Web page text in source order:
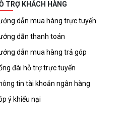
TRỢ KHÁCH HÀNG
dẫn mua hàng trực tuyến
dẫn thanh toán
dẫn mua hàng trả góp
đài hỗ trợ trực tuyến
tin tài khoản ngân hàng
ý khiếu nại